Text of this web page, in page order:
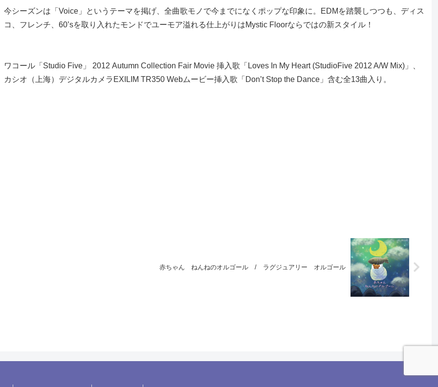
今シーズンは「Voice」というテーマを掲げ、全曲歌モノで今までになくポップな印象に。EDMを踏襲しつつも、ディス
コ、フレンチ、60’sを取り入れたモンドでユーモア溢れる仕上がりはMystic Floorならではの新スタイル！
ワコール「Studio Five」 2012 Autumn Collection Fair Movie 挿入歌「Loves In My Heart (StudioFive 2012 A/W Mix)」、
カシオ（上海）デジタルカメラEXILIM TR350 Webムービー挿入歌「Don’t Stop the Dance」含む全13曲入り。
赤ちゃん ねんねのオルゴール / ラグジュアリー オルゴール